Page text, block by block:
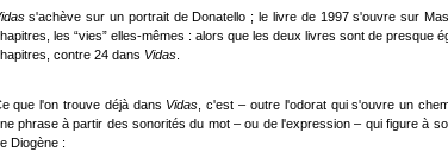
s'achève sur un portrait de Donatello ; le livre de 1997 s'ouvre sur
les “vies” elles-mêmes : alors que les deux livres sont de presque
contre 24 dans Vidas.
que l'on trouve déjà dans Vidas , c'est – outre l'odorat qui s'ouvre un
phrase à partir des sonorités du mot – ou de l'expression – qui figure à
Diogène :